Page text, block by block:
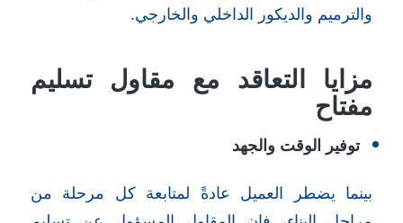
والترميم والديكور الداخلي والخارجي.
مزايا التعاقد مع مقاول تسليم
مفتاح
توفير الوقت والجهد
بينما يضطر العميل عادةً لمتابعة كل مرحلة من